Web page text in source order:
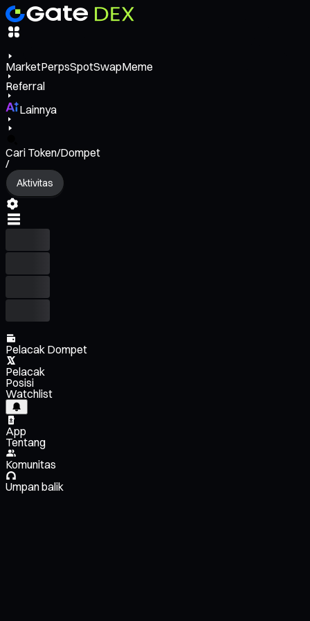
MarketPerpsSpotSwapMeme
Referral
Lainnya
Cari Token/Dompet
/
Aktivitas
Pelacak Dompet
Pelacak
Posisi
Watchlist
App
Tentang
Komunitas
Umpan balik